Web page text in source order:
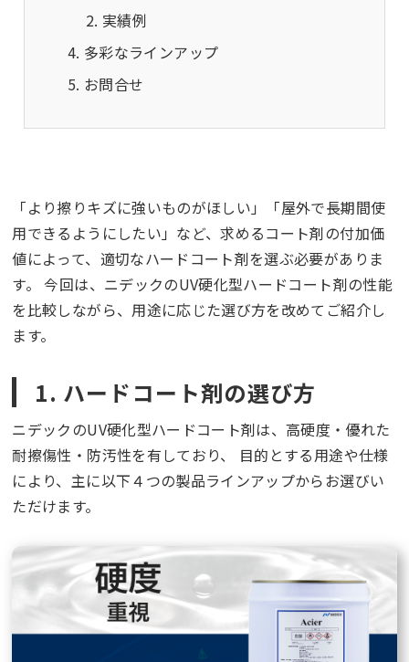
実績例
多彩なラインアップ
お問合せ
「より擦りキズに強いものがほしい」「屋外で長期間使
用できるようにしたい」など、求めるコート剤の付加価
値によって、適切なハードコート剤を選ぶ必要がありま
す。 今回は、ニデックのUV硬化型ハードコート剤の性能
を比較しながら、用途に応じた選び方を改めてご紹介し
ます。
1. ハードコート剤の選び方
ニデックのUV硬化型ハードコート剤は、高硬度・優れた
耐擦傷性・防汚性を有しており、 目的とする用途や仕様
により、主に以下４つの製品ラインアップからお選びい
ただけます。